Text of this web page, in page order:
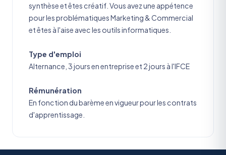
synthèse et êtes créatif. Vous avez une appétence
pour les problématiques Marketing & Commercial
et êtes à l'aise avec les outils informatiques.
Type d'emploi
Alternance, 3 jours en entreprise et 2 jours à l'IFCE
Rémunération
En fonction du barème en vigueur pour les contrats
d'apprentissage.